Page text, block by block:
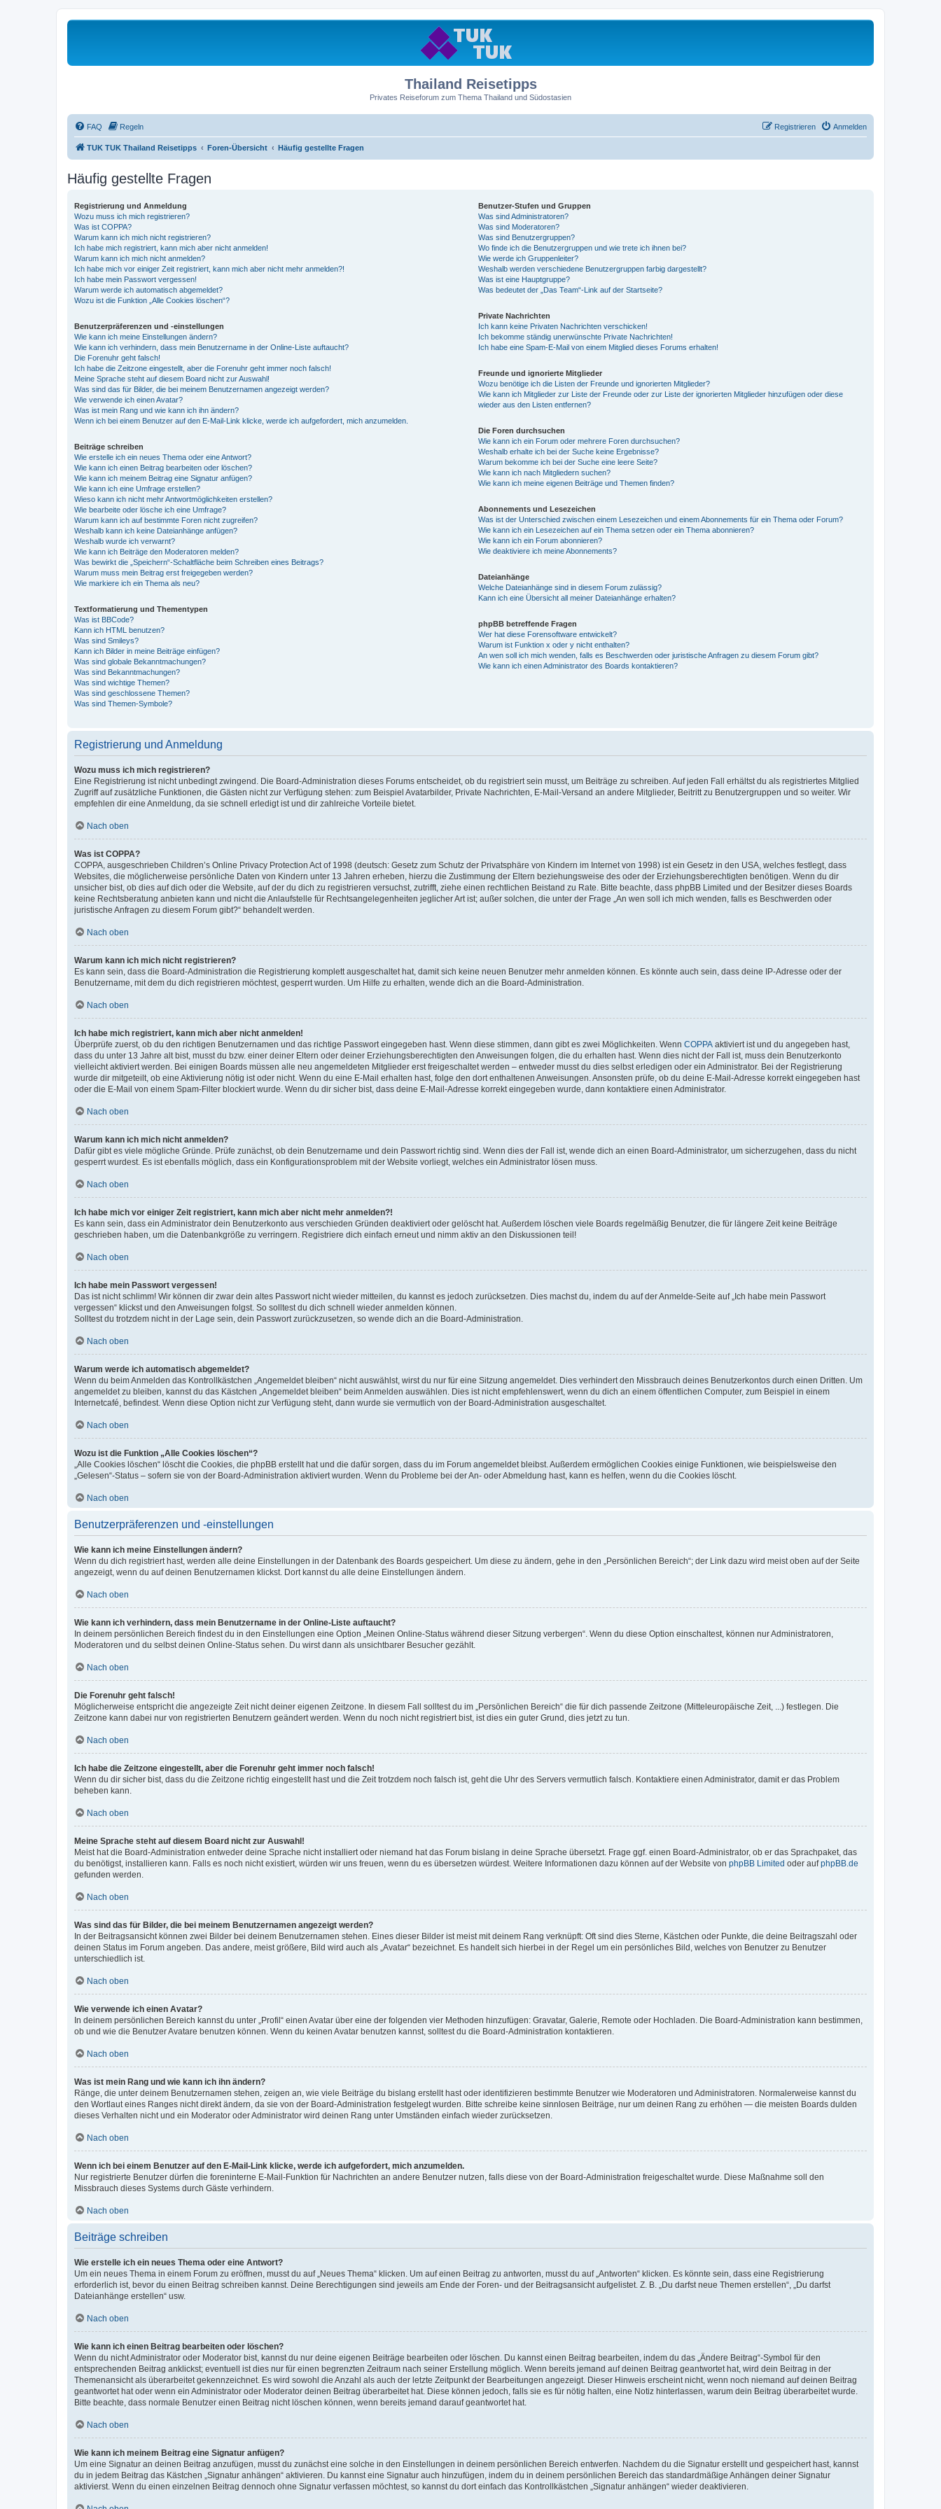
Thailand Reisetipps
Privates Reiseforum zum Thema Thailand und Südostasien
FAQ Regeln Anmelden
Registrieren
TUK TUK Thailand Reisetipps Foren-Übersicht Häufig gestellte Fragen
Häufig gestellte Fragen
Registrierung und Anmeldung
Wozu muss ich mich registrieren?
Was ist COPPA?
Warum kann ich mich nicht registrieren?
Ich habe mich registriert, kann mich aber nicht anmelden!
Warum kann ich mich nicht anmelden?
Ich habe mich vor einiger Zeit registriert, kann mich aber nicht mehr anmelden?!
Ich habe mein Passwort vergessen!
Warum werde ich automatisch abgemeldet?
Wozu ist die Funktion „Alle Cookies löschen“?
Benutzerpräferenzen und -einstellungen
Wie kann ich meine Einstellungen ändern?
Wie kann ich verhindern, dass mein Benutzername in der Online-Liste auftaucht?
Die Forenuhr geht falsch!
Ich habe die Zeitzone eingestellt, aber die Forenuhr geht immer noch falsch!
Meine Sprache steht auf diesem Board nicht zur Auswahl!
Was sind das für Bilder, die bei meinem Benutzernamen angezeigt werden?
Wie verwende ich einen Avatar?
Was ist mein Rang und wie kann ich ihn ändern?
Wenn ich bei einem Benutzer auf den E-Mail-Link klicke, werde ich aufgefordert, mich anzumelden.
Beiträge schreiben
Wie erstelle ich ein neues Thema oder eine Antwort?
Wie kann ich einen Beitrag bearbeiten oder löschen?
Wie kann ich meinem Beitrag eine Signatur anfügen?
Wie kann ich eine Umfrage erstellen?
Wieso kann ich nicht mehr Antwortmöglichkeiten erstellen?
Wie bearbeite oder lösche ich eine Umfrage?
Warum kann ich auf bestimmte Foren nicht zugreifen?
Weshalb kann ich keine Dateianhänge anfügen?
Weshalb wurde ich verwarnt?
Wie kann ich Beiträge den Moderatoren melden?
Was bewirkt die „Speichern“-Schaltfläche beim Schreiben eines Beitrags?
Warum muss mein Beitrag erst freigegeben werden?
Wie markiere ich ein Thema als neu?
Textformatierung und Thementypen
Was ist BBCode?
Kann ich HTML benutzen?
Was sind Smileys?
Kann ich Bilder in meine Beiträge einfügen?
Was sind globale Bekanntmachungen?
Was sind Bekanntmachungen?
Was sind wichtige Themen?
Was sind geschlossene Themen?
Was sind Themen-Symbole?
Benutzer-Stufen und Gruppen
Was sind Administratoren?
Was sind Moderatoren?
Was sind Benutzergruppen?
Wo finde ich die Benutzergruppen und wie trete ich ihnen bei?
Wie werde ich Gruppenleiter?
Weshalb werden verschiedene Benutzergruppen farbig dargestellt?
Was ist eine Hauptgruppe?
Was bedeutet der „Das Team“-Link auf der Startseite?
Private Nachrichten
Ich kann keine Privaten Nachrichten verschicken!
Ich bekomme ständig unerwünschte Private Nachrichten!
Ich habe eine Spam-E-Mail von einem Mitglied dieses Forums erhalten!
Freunde und ignorierte Mitglieder
Wozu benötige ich die Listen der Freunde und ignorierten Mitglieder?
Wie kann ich Mitglieder zur Liste der Freunde oder zur Liste der ignorierten Mitglieder hinzufügen oder diese
wieder aus den Listen entfernen?
Die Foren durchsuchen
Wie kann ich ein Forum oder mehrere Foren durchsuchen?
Weshalb erhalte ich bei der Suche keine Ergebnisse?
Warum bekomme ich bei der Suche eine leere Seite?
Wie kann ich nach Mitgliedern suchen?
Wie kann ich meine eigenen Beiträge und Themen finden?
Abonnements und Lesezeichen
Was ist der Unterschied zwischen einem Lesezeichen und einem Abonnements für ein Thema oder Forum?
Wie kann ich ein Lesezeichen auf ein Thema setzen oder ein Thema abonnieren?
Wie kann ich ein Forum abonnieren?
Wie deaktiviere ich meine Abonnements?
Dateianhänge
Welche Dateianhänge sind in diesem Forum zulässig?
Kann ich eine Übersicht all meiner Dateianhänge erhalten?
phpBB betreffende Fragen
Wer hat diese Forensoftware entwickelt?
Warum ist Funktion x oder y nicht enthalten?
An wen soll ich mich wenden, falls es Beschwerden oder juristische Anfragen zu diesem Forum gibt?
Wie kann ich einen Administrator des Boards kontaktieren?
Registrierung und Anmeldung
Wozu muss ich mich registrieren?
Eine Registrierung ist nicht unbedingt zwingend. Die Board-Administration dieses Forums entscheidet, ob du registriert sein musst, um Beiträge zu schreiben. Auf jeden Fall erhältst du als registriertes Mitglied
Zugriff auf zusätzliche Funktionen, die Gästen nicht zur Verfügung stehen: zum Beispiel Avatarbilder, Private Nachrichten, E-Mail-Versand an andere Mitglieder, Beitritt zu Benutzergruppen und so weiter. Wir
empfehlen dir eine Anmeldung, da sie schnell erledigt ist und dir zahlreiche Vorteile bietet.
Nach oben
Was ist COPPA?
COPPA, ausgeschrieben Children’s Online Privacy Protection Act of 1998 (deutsch: Gesetz zum Schutz der Privatsphäre von Kindern im Internet von 1998) ist ein Gesetz in den USA, welches festlegt, dass
Websites, die möglicherweise persönliche Daten von Kindern unter 13 Jahren erheben, hierzu die Zustimmung der Eltern beziehungsweise des oder der Erziehungsberechtigten benötigen. Wenn du dir
unsicher bist, ob dies auf dich oder die Website, auf der du dich zu registrieren versuchst, zutrifft, ziehe einen rechtlichen Beistand zu Rate. Bitte beachte, dass phpBB Limited und der Besitzer dieses Boards
keine Rechtsberatung anbieten kann und nicht die Anlaufstelle für Rechtsangelegenheiten jeglicher Art ist; außer solchen, die unter der Frage „An wen soll ich mich wenden, falls es Beschwerden oder
juristische Anfragen zu diesem Forum gibt?“ behandelt werden.
Nach oben
Warum kann ich mich nicht registrieren?
Es kann sein, dass die Board-Administration die Registrierung komplett ausgeschaltet hat, damit sich keine neuen Benutzer mehr anmelden können. Es könnte auch sein, dass deine IP-Adresse oder der
Benutzername, mit dem du dich registrieren möchtest, gesperrt wurden. Um Hilfe zu erhalten, wende dich an die Board-Administration.
Nach oben
Ich habe mich registriert, kann mich aber nicht anmelden!
Überprüfe zuerst, ob du den richtigen Benutzernamen und das richtige Passwort eingegeben hast. Wenn diese stimmen, dann gibt es zwei Möglichkeiten. Wenn COPPA aktiviert ist und du angegeben hast,
dass du unter 13 Jahre alt bist, musst du bzw. einer deiner Eltern oder deiner Erziehungsberechtigten den Anweisungen folgen, die du erhalten hast. Wenn dies nicht der Fall ist, muss dein Benutzerkonto
vielleicht aktiviert werden. Bei einigen Boards müssen alle neu angemeldeten Mitglieder erst freigeschaltet werden – entweder musst du dies selbst erledigen oder ein Administrator. Bei der Registrierung
wurde dir mitgeteilt, ob eine Aktivierung nötig ist oder nicht. Wenn du eine E-Mail erhalten hast, folge den dort enthaltenen Anweisungen. Ansonsten prüfe, ob du deine E-Mail-Adresse korrekt eingegeben hast
oder die E-Mail von einem Spam-Filter blockiert wurde. Wenn du dir sicher bist, dass deine E-Mail-Adresse korrekt eingegeben wurde, dann kontaktiere einen Administrator.
Nach oben
Warum kann ich mich nicht anmelden?
Dafür gibt es viele mögliche Gründe. Prüfe zunächst, ob dein Benutzername und dein Passwort richtig sind. Wenn dies der Fall ist, wende dich an einen Board-Administrator, um sicherzugehen, dass du nicht
gesperrt wurdest. Es ist ebenfalls möglich, dass ein Konfigurationsproblem mit der Website vorliegt, welches ein Administrator lösen muss.
Nach oben
Ich habe mich vor einiger Zeit registriert, kann mich aber nicht mehr anmelden?!
Es kann sein, dass ein Administrator dein Benutzerkonto aus verschieden Gründen deaktiviert oder gelöscht hat. Außerdem löschen viele Boards regelmäßig Benutzer, die für längere Zeit keine Beiträge
geschrieben haben, um die Datenbankgröße zu verringern. Registriere dich einfach erneut und nimm aktiv an den Diskussionen teil!
Nach oben
Ich habe mein Passwort vergessen!
Das ist nicht schlimm! Wir können dir zwar dein altes Passwort nicht wieder mitteilen, du kannst es jedoch zurücksetzen. Dies machst du, indem du auf der Anmelde-Seite auf „Ich habe mein Passwort
vergessen“ klickst und den Anweisungen folgst. So solltest du dich schnell wieder anmelden können.
Solltest du trotzdem nicht in der Lage sein, dein Passwort zurückzusetzen, so wende dich an die Board-Administration.
Nach oben
Warum werde ich automatisch abgemeldet?
Wenn du beim Anmelden das Kontrollkästchen „Angemeldet bleiben“ nicht auswählst, wirst du nur für eine Sitzung angemeldet. Dies verhindert den Missbrauch deines Benutzerkontos durch einen Dritten. Um
angemeldet zu bleiben, kannst du das Kästchen „Angemeldet bleiben“ beim Anmelden auswählen. Dies ist nicht empfehlenswert, wenn du dich an einem öffentlichen Computer, zum Beispiel in einem
Internetcafé, befindest. Wenn diese Option nicht zur Verfügung steht, dann wurde sie vermutlich von der Board-Administration ausgeschaltet.
Nach oben
Wozu ist die Funktion „Alle Cookies löschen“?
„Alle Cookies löschen“ löscht die Cookies, die phpBB erstellt hat und die dafür sorgen, dass du im Forum angemeldet bleibst. Außerdem ermöglichen Cookies einige Funktionen, wie beispielsweise den
„Gelesen“-Status – sofern sie von der Board-Administration aktiviert wurden. Wenn du Probleme bei der An- oder Abmeldung hast, kann es helfen, wenn du die Cookies löscht.
Nach oben
Benutzerpräferenzen und -einstellungen
Wie kann ich meine Einstellungen ändern?
Wenn du dich registriert hast, werden alle deine Einstellungen in der Datenbank des Boards gespeichert. Um diese zu ändern, gehe in den „Persönlichen Bereich“; der Link dazu wird meist oben auf der Seite
angezeigt, wenn du auf deinen Benutzernamen klickst. Dort kannst du alle deine Einstellungen ändern.
Nach oben
Wie kann ich verhindern, dass mein Benutzername in der Online-Liste auftaucht?
In deinem persönlichen Bereich findest du in den Einstellungen eine Option „Meinen Online-Status während dieser Sitzung verbergen“. Wenn du diese Option einschaltest, können nur Administratoren,
Moderatoren und du selbst deinen Online-Status sehen. Du wirst dann als unsichtbarer Besucher gezählt.
Nach oben
Die Forenuhr geht falsch!
Möglicherweise entspricht die angezeigte Zeit nicht deiner eigenen Zeitzone. In diesem Fall solltest du im „Persönlichen Bereich“ die für dich passende Zeitzone (Mitteleuropäische Zeit, ...) festlegen. Die
Zeitzone kann dabei nur von registrierten Benutzern geändert werden. Wenn du noch nicht registriert bist, ist dies ein guter Grund, dies jetzt zu tun.
Nach oben
Ich habe die Zeitzone eingestellt, aber die Forenuhr geht immer noch falsch!
Wenn du dir sicher bist, dass du die Zeitzone richtig eingestellt hast und die Zeit trotzdem noch falsch ist, geht die Uhr des Servers vermutlich falsch. Kontaktiere einen Administrator, damit er das Problem
beheben kann.
Nach oben
Meine Sprache steht auf diesem Board nicht zur Auswahl!
Meist hat die Board-Administration entweder deine Sprache nicht installiert oder niemand hat das Forum bislang in deine Sprache übersetzt. Frage ggf. einen Board-Administrator, ob er das Sprachpaket, das
du benötigst, installieren kann. Falls es noch nicht existiert, würden wir uns freuen, wenn du es übersetzen würdest. Weitere Informationen dazu können auf der Website von phpBB Limited oder aufphpBB.de
gefunden werden.
Nach oben
Was sind das für Bilder, die bei meinem Benutzernamen angezeigt werden?
In der Beitragsansicht können zwei Bilder bei deinem Benutzernamen stehen. Eines dieser Bilder ist meist mit deinem Rang verknüpft: Oft sind dies Sterne, Kästchen oder Punkte, die deine Beitragszahl oder
deinen Status im Forum angeben. Das andere, meist größere, Bild wird auch als „Avatar“ bezeichnet. Es handelt sich hierbei in der Regel um ein persönliches Bild, welches von Benutzer zu Benutzer
unterschiedlich ist.
Nach oben
Wie verwende ich einen Avatar?
In deinem persönlichen Bereich kannst du unter „Profil“ einen Avatar über eine der folgenden vier Methoden hinzufügen: Gravatar, Galerie, Remote oder Hochladen. Die Board-Administration kann bestimmen,
ob und wie die Benutzer Avatare benutzen können. Wenn du keinen Avatar benutzen kannst, solltest du die Board-Administration kontaktieren.
Nach oben
Was ist mein Rang und wie kann ich ihn ändern?
Ränge, die unter deinem Benutzernamen stehen, zeigen an, wie viele Beiträge du bislang erstellt hast oder identifizieren bestimmte Benutzer wie Moderatoren und Administratoren. Normalerweise kannst du
den Wortlaut eines Ranges nicht direkt ändern, da sie von der Board-Administration festgelegt wurden. Bitte schreibe keine sinnlosen Beiträge, nur um deinen Rang zu erhöhen — die meisten Boards dulden
dieses Verhalten nicht und ein Moderator oder Administrator wird deinen Rang unter Umständen einfach wieder zurücksetzen.
Nach oben
Wenn ich bei einem Benutzer auf den E-Mail-Link klicke, werde ich aufgefordert, mich anzumelden.
Nur registrierte Benutzer dürfen die foreninterne E-Mail-Funktion für Nachrichten an andere Benutzer nutzen, falls diese von der Board-Administration freigeschaltet wurde. Diese Maßnahme soll den
Missbrauch dieses Systems durch Gäste verhindern.
Nach oben
Beiträge schreiben
Wie erstelle ich ein neues Thema oder eine Antwort?
Um ein neues Thema in einem Forum zu eröffnen, musst du auf „Neues Thema“ klicken. Um auf einen Beitrag zu antworten, musst du auf „Antworten“ klicken. Es könnte sein, dass eine Registrierung
erforderlich ist, bevor du einen Beitrag schreiben kannst. Deine Berechtigungen sind jeweils am Ende der Foren- und der Beitragsansicht aufgelistet. Z. B. „Du darfst neue Themen erstellen“, „Du darfst
Dateianhänge erstellen“ usw.
Nach oben
Wie kann ich einen Beitrag bearbeiten oder löschen?
Wenn du nicht Administrator oder Moderator bist, kannst du nur deine eigenen Beiträge bearbeiten oder löschen. Du kannst einen Beitrag bearbeiten, indem du das „Ändere Beitrag“-Symbol für den
entsprechenden Beitrag anklickst; eventuell ist dies nur für einen begrenzten Zeitraum nach seiner Erstellung möglich. Wenn bereits jemand auf deinen Beitrag geantwortet hat, wird dein Beitrag in der
Themenansicht als überarbeitet gekennzeichnet. Es wird sowohl die Anzahl als auch der letzte Zeitpunkt der Bearbeitungen angezeigt. Dieser Hinweis erscheint nicht, wenn noch niemand auf deinen Beitrag
geantwortet hat oder wenn ein Administrator oder Moderator deinen Beitrag überarbeitet hat. Diese können jedoch, falls sie es für nötig halten, eine Notiz hinterlassen, warum dein Beitrag überarbeitet wurde.
Bitte beachte, dass normale Benutzer einen Beitrag nicht löschen können, wenn bereits jemand darauf geantwortet hat.
Nach oben
Wie kann ich meinem Beitrag eine Signatur anfügen?
Um eine Signatur an deinen Beitrag anzufügen, musst du zunächst eine solche in den Einstellungen in deinem persönlichen Bereich entwerfen. Nachdem du die Signatur erstellt und gespeichert hast, kannst
du in jedem Beitrag das Kästchen „Signatur anhängen“ aktivieren. Du kannst eine Signatur auch hinzufügen, indem du in deinem persönlichen Bereich das standardmäßige Anhängen deiner Signatur
aktivierst. Wenn du einen einzelnen Beitrag dennoch ohne Signatur verfassen möchtest, so kannst du dort einfach das Kontrollkästchen „Signatur anhängen“ wieder deaktivieren.